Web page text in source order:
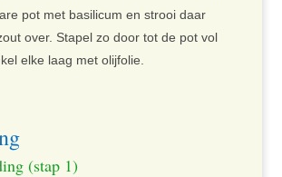
pot met basilicum en strooi daar
over. Stapel zo door tot de pot vol
elke laag met olijfolie.
(stap 1)